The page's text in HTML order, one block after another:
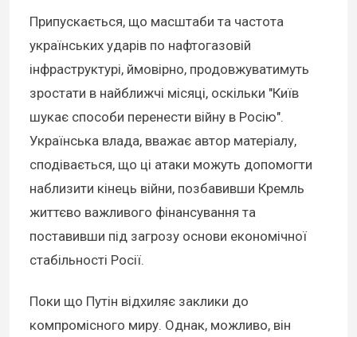
Припускається, що масштаби та частота
українських ударів по нафтогазовій
інфраструктурі, ймовірно, продовжуватимуть
зростати в найближчі місяці, оскільки "Київ
шукає способи перенести війну в Росію".
Українська влада, вважає автор матеріалу,
сподівається, що ці атаки можуть допомогти
наблизити кінець війни, позбавивши Кремль
життєво важливого фінансування та
поставивши під загрозу основи економічної
стабільності Росії.
Поки що Путін відхиляє заклики до
компромісного миру. Однак, можливо, він